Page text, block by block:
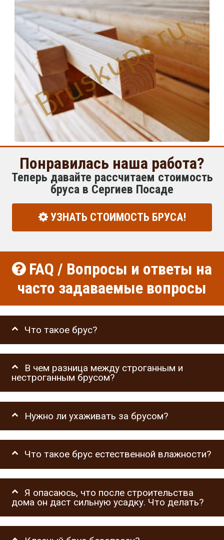
Понравилась наша работа?
Теперь давайте рассчитаем стоимость
бруса в Сергиев Посаде
УЗНАТЬ СТОИМОСТЬ БРУСА!
FAQ / Вопросы и ответы на
часто задаваемые вопросы
Что такое брус?
В чем разница между строганным и
нестроганным брусом?
Нужно ли ухаживать за брусом?
Что такое брус естественной влажности?
Я опасаюсь, что после строительства
дома он даст сильную усадку. Что делать?